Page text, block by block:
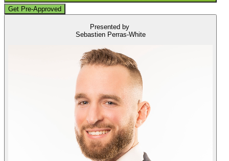
Get Pre-Approved
Presented by
Sebastien Perras-White